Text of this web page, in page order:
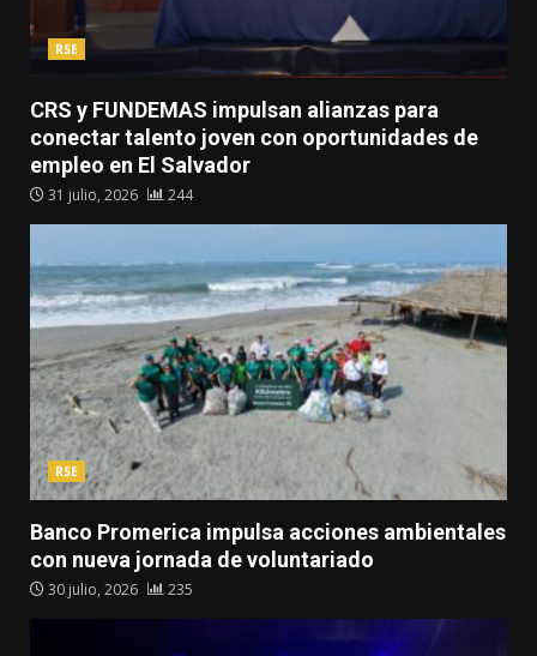
RSE
CRS y FUNDEMAS impulsan alianzas para
conectar talento joven con oportunidades de
empleo en El Salvador
31 julio, 2026 244
RSE
Banco Promerica impulsa acciones ambientales
con nueva jornada de voluntariado
30 julio, 2026 235